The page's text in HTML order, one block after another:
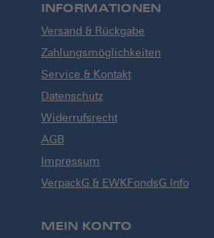
INFORMATIONEN
Versand & Rückgabe
Zahlungsmöglichkeiten
Service & Kontakt
Datenschutz
Widerrufsrecht
AGB
Impressum
VerpackG & EWKFondsG Info
MEIN KONTO